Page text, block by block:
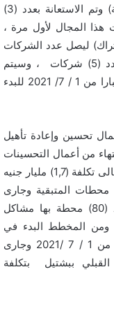
ماكينات تشكيل بازلت – ماكينات دك سكة) وتم الاستعانة بعدد (3)
المجال لأول مرة ،
ليصل عدد الشركات
العاملة في مجال تجديدات السكك إلى عدد (5) شركات ، وسيتم
دخول شركات أخرى من القطاع الخاص اعتبارا من 1 / 7/ 2021 للبدء
تحسين وإعادة تأهيل
محطة وتم الإنتهاء من أعمال التحسينات
وإعادة تأهيل وتطوير عدد (177) محطة بإجمالى تكلفة (1,7) مليار جنيه
تنفيذ أعمال التحسينات لعدد (3) محطات المتبقية وجارى
تنفيذ خطة عاجلة لرفع كفاءة وتأهيل عدد (80) محطة بها مشاكل
ومن المخطط البدء في
تطوير ورفع كفاءة عدد (20) محطة اعتبار من 1 / 7 /2021 وجارى
ببشتيل بتكلفة